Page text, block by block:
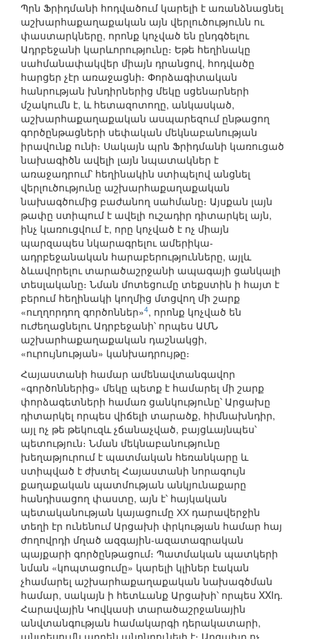
Պրն Ֆրիդմանի հոդվածում կարելի է առանձնացնել
աշխարհաքաղաքական այն վերլուծությունն ու
փաստարկները, որոնք կոչված են ընդգծելու
Ադրբեջանի կարևորությունը։ Եթե հեղինակը
սահմանափակվեր միայն դրանցով, հոդվածը
հարցեր չէր առաջացնի։ Փորձագիտական
հանրության խնդիրներից մեկը սցենարների
մշակումն է, և հետազոտողը, անկասկած,
աշխարհաքաղաքական ասպարեզում ընթացող
գործընթացների սեփական մեկնաբանության
իրավունք ունի։ Սակայն պրն Ֆրիդմանի կառուցած
նախագիծն ավելի լայն նպատակներ է
առաջադրում՝ հեղինակին ստիպելով անցնել
վերլուծությունը աշխարհաքաղաքական
նախագծումից բաժանող սահմանը։ Այսքան լայն
թափը ստիպում է ավելի ուշադիր դիտարկել այն,
ինչ կառուցվում է, որը կոչված է ոչ միայն
պարզապես նկարագրելու ամերիկա-
ադրբեջանական հարաբերությունները, այլև
ձևավորելու տարածաշրջանի ապագայի ցանկալի
տեսլականը։ Նման մոտեցումը տեքստին ի հայտ է
բերում հեղինակի կողմից մտցվող մի շարք
«ուղղորդող գործոններ»4, որոնք կոչված են
ուժեղացնելու Ադրբեջանի՝ որպես ԱՄՆ
աշխարհաքաղաքական դաշնակցի,
«ուրույնության» կանխադրույթը։
Հայաստանի համար ամենավտանգավոր
«գործոններից» մեկը պետք է համարել մի շարք
փորձագետների համառ ցանկությունը՝ Արցախը
դիտարկել որպես վիճելի տարածք, հիմնախնդիր,
այլ ոչ թե թեկուզև չճանաչված, բայցևայնպես՝
պետություն։ Նման մեկնաբանությունը
խեղաթյուրում է պատմական հեռանկարը և
ստիպված է ժխտել Հայաստանի նորագույն
քաղաքական պատմության անկյունաքարը
հանդիսացող փաստը, այն է՝ հայկական
պետականության կայացումը ХХ դարավերջին
տեղի էր ունենում Արցախի փրկության համար հայ
ժողովրդի մղած ազգային-ազատագրական
պայքարի գործընթացում։ Պատմական պատկերի
նման «կոպտացումը» կարելի կլիներ էական
չհամարել աշխարհաքաղաքական նախագծման
համար, սակայն ի հետևանք Արցախի՝ որպես XXIդ.
Հարավային Կովկասի տարածաշրջանային
անվտանգության համակարգի դերակատարի,